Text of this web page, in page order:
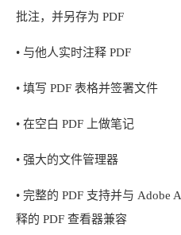
批注，并另存为 PDF
• 与他人实时注释 PDF
• 填写 PDF 表格并签署文件
• 在空白 PDF 上做笔记
• 强大的文件管理器
• 完整的 PDF 支持并与 Adobe
释的 PDF 查看器兼容